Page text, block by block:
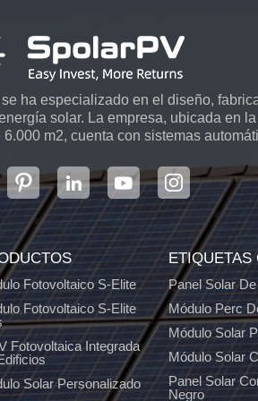
ha especializado en el diseño,
solar. La empresa, ubicada en
m2, cuenta con sistemas
Fotovoltaico S-Elite
Fotovoltaico S-Elite
Fotovoltaica Integrada
Solar Personalizado
ETIQUETAS
Panel Solar
Módulo Perc
Módulo Solar
Módulo Solar
Panel Solar
Negro